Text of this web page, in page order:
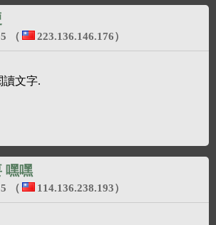
（ 223.136.146.176）
讀文字.
嘿嘿
（ 114.136.238.193）